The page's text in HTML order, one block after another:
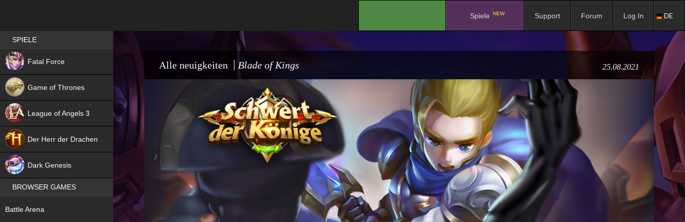
Spiele NEW Support Forum Log In DE
Alle neuigkeiten Blade of Kings 25.08.2021
Best RPG games in Germany
SPIELE
Fatal Force
Game of Thrones
League of Angels 3
Der Herr der Drachen
Dark Genesis
BROWSER GAMES
Battle Arena
NEW